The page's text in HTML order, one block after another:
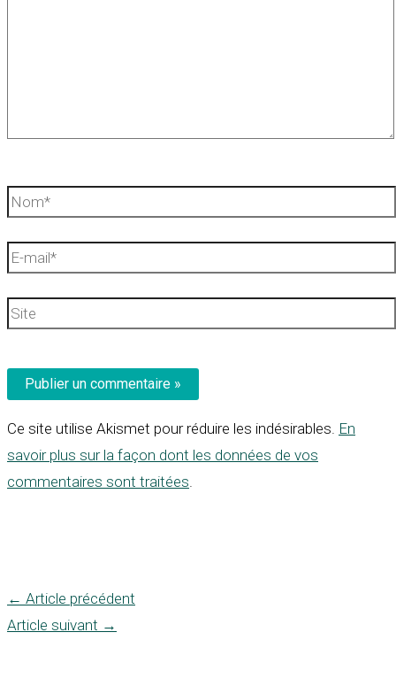
Nom*
E-
Site
Ce site utilise Akismet pour réduire les indésirables. En
savoir plus sur la façon dont les données de vos
commentaires sont traitées
← Article précédent
Article suivant →